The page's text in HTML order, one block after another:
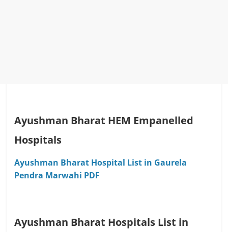
Ayushman Bharat HEM Empanelled
Hospitals
Ayushman Bharat Hospital List in Gaurela
Pendra Marwahi PDF
Ayushman Bharat Hospitals List in